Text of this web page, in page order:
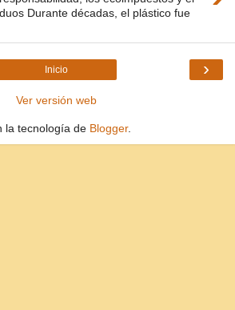
Durante décadas, el plástico fue
›
Inicio
Ver versión web
la tecnología de Blogger.